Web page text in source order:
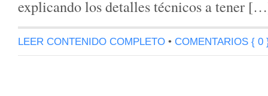
explicando los detalles técnicos a tener
LEER CONTENIDO COMPLETO • COMENTARIOS { 0